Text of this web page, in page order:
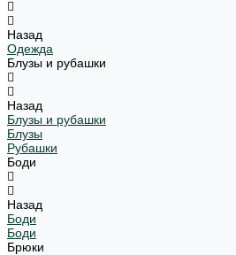
Назад
Одежда
Блузы и рубашки
Назад
Блузы и рубашки
Блузы
Рубашки
Боди
Назад
Боди
Боди
Брюки